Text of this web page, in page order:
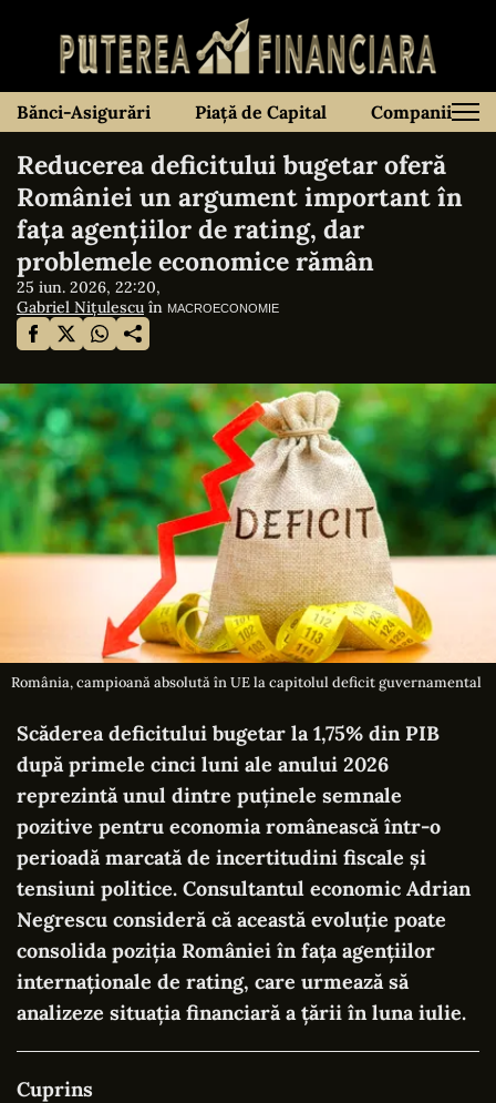
Bănci-Asigurări Piață de Capital Companii
Reducerea deficitului bugetar oferă
României un argument important în
fața agențiilor de rating, dar
problemele economice rămân
25 iun. 2026, 22:20,
Gabriel Nițulescu în MACROECONOMIE
România, campioană absolută în UE la capitolul deficit guvernamental
Scăderea deficitului bugetar la 1,75% din PIB
după primele cinci luni ale anului 2026
reprezintă unul dintre puținele semnale
pozitive pentru economia românească într-o
perioadă marcată de incertitudini fiscale și
tensiuni politice. Consultantul economic Adrian
Negrescu consideră că această evoluție poate
consolida poziția României în fața agențiilor
internaționale de rating, care urmează să
analizeze situația financiară a țării în luna iulie.
Cuprins